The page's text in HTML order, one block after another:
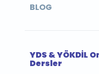
BLOG
YDS & YÖKDİL
Dersler